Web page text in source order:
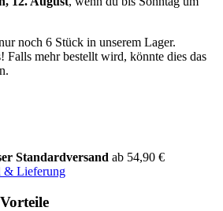
noch 6 Stück in unserem Lager.
Falls mehr bestellt wird, könnte dies das
Standardversand ab 54,90 €
& Lieferung